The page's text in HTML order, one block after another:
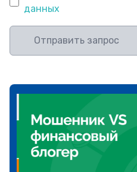
данных
Отправить запрос